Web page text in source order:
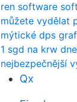
ren software
můžete vydělat
mýtické dps
1 sgd na krw
nejbezpečnější
Qx